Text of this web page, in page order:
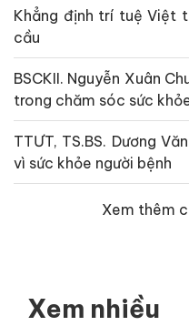
Khẳng định trí tuệ Việt
cầu
BSCKII. Nguyễn Xuân
trong chăm sóc sức
TTƯT, TS.BS. Dương
vì sức khỏe người bệnh
Xem thêm
Xem nhiều